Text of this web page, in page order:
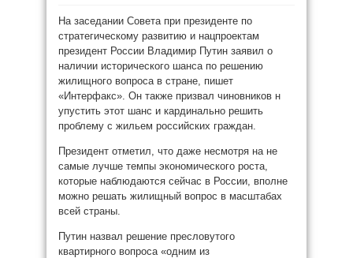
На заседании Совета при президенте по
стратегическому развитию и нацпроектам
президент России Владимир Путин заявил о
наличии исторического шанса по решению
жилищного вопроса в стране, пишет
«Интерфакс». Он также призвал чиновников н
упустить этот шанс и кардинально решить
проблему с жильем российских граждан.
Президент отметил, что даже несмотря на не
самые лучше темпы экономического роста,
которые наблюдаются сейчас в России, вполне
можно решать жилищный вопрос в масштабах
всей страны.
Путин назвал решение пресловутого
квартирного вопроса «одним из